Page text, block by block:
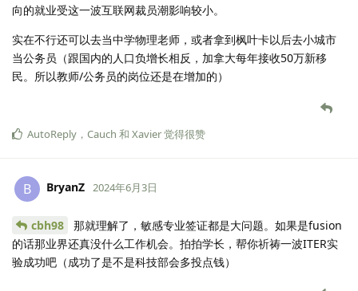
向的就业受这一波互联网裁员潮影响较小。
实在不行还可以去当中学物理老师，或者拿到枫叶卡以后去小城市
当公务员（跟国内的人口负增长相反，加拿大每年接收50万新移
民。所以教师/公务员的岗位还是在增加的）
AutoReply ， Cauch 和 Xavier觉得很赞
B BryanZ 2024年6月3日
cbh98
那就理解了，敏感专业签证都是大问题。如果是fusion
的话那业界还真没什么工作机会。拍拍学长，帮你祈祷一波ITER实
验成功吧（成功了是不是科技部会多投点钱）